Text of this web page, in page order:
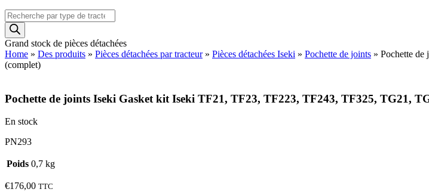
Recherche
de
produits
Grand stock de pièces détachées
Home » Des produits » Pièces détachées par tracteur» Pièces détachées Iseki » Pochette de joints » Pochette
(complet)
Pochette de joints Iseki Gasket kit Iseki TF21, TF23, TF223, TF243, TF325, TG21,
En stock
PN293
Poids 0,7 kg
€176,00 TTC